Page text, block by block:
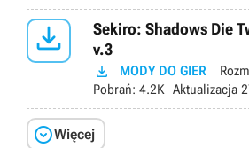

Sekiro: Shadows Die
v.3
 MODY DO GIER
Pobrań: 4.2K Aktualizacja
Więcej